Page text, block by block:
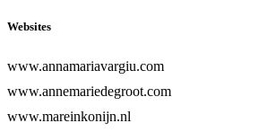
Websites
www.annamariavargiu.com
www.annemariedegroot.com
www.mareinkonijn.nl